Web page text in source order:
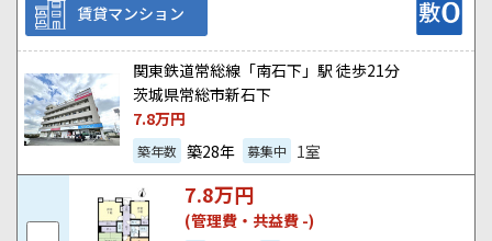
賃貸マンション
関東鉄道常総線「南石下」駅 徒歩21分
茨城県常総市新石下
7.8万円
築年数 築28年 募集中 1室
7.8万円
(管理費・共益費 -)